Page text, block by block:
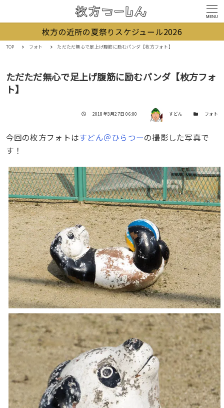
MENU
枚方の近所の夏祭りスケジュール2026
TOP フォト ただただ無心で足上げ腹筋に励むパンダ【枚方フォト】
ただただ無心で足上げ腹筋に励むパンダ【枚方フォ
ト】
投稿日
2018年3月27日 06:00 著者 すどん カテゴリー
フォト
今回の枚方フォトはすどん＠ひらつーの撮影した写真で
す！